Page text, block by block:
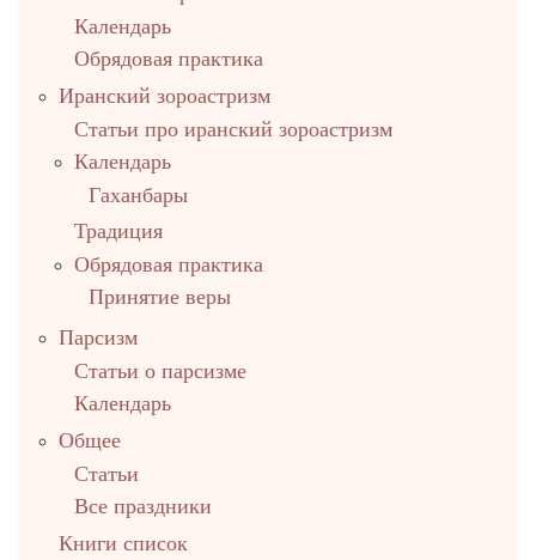
Календарь
Обрядовая практика
Иранский зороастризм
Статьи про иранский зороастризм
Календарь
Гаханбары
Традиция
Обрядовая практика
Принятие веры
Парсизм
Статьи о парсизме
Календарь
Общее
Статьи
Все праздники
Книги список